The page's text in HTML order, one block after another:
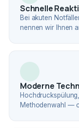
Schnelle
Bei akuten
nennen wir Ihnen
Moderne
Methodenwahl —